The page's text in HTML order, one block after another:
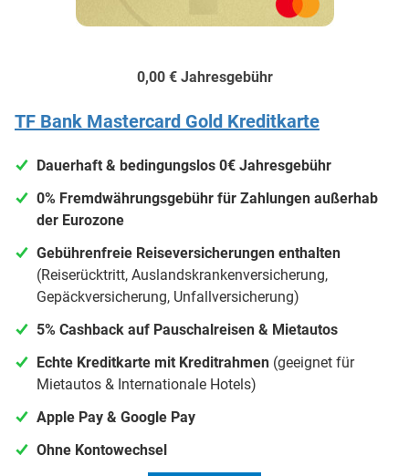
0,00 € Jahresgebühr
TF Bank Mastercard Gold Kreditkarte
Dauerhaft & bedingungslos 0€ Jahresgebühr
0% Fremdwährungsgebühr für Zahlungen außerhab
der Eurozone
Gebührenfreie Reiseversicherungen enthalten
(Reiserücktritt, Auslandskrankenversicherung,
Gepäckversicherung, Unfallversicherung)
5% Cashback auf Pauschalreisen & Mietautos
Echte Kreditkarte mit Kreditrahmen (geeignet für
Mietautos & Internationale Hotels)
Apple Pay & Google Pay
Ohne Kontowechsel